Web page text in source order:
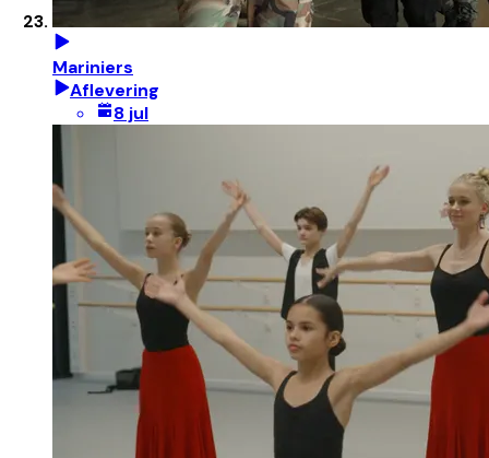
Mariniers
Aflevering
8 jul